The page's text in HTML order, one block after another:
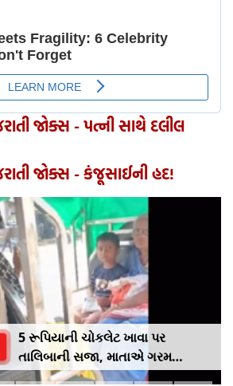
જોક્સ - પત્ની સાથે દલીલ
જોક્સ - કંજૂસાઈની હદ!
5 રૂપિયાની ચોકલેટ ખાવા પર
તાલિબાની સજા, માતાએ ગરમ
ચપ્પુથી પુત્રના પગમાં આપ્યો ડામ,